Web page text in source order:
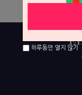
하루동안 열지 않기